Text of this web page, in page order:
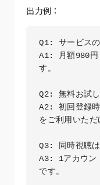
出力例：
Q1: サービス
A1: 月額980円
す。
Q2: 無料お試
A2: 初回登録時
をご利用いただ
Q3: 同時視聴
A3: 1アカウン